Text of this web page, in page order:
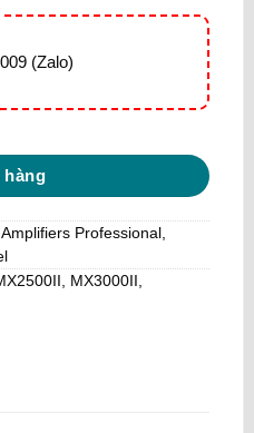
(Zalo)
số lượng
hàng
Professional ,
, MX3000II ,